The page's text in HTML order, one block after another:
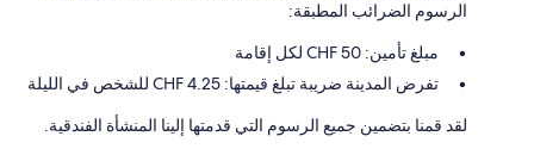
الرسوم الضرائب المطبقة:
مبلغ تأمين: 50 CHF لكل إقامة
تفرض المدينة ضريبة تبلغ قيمتها: 4.25 CHF للشخص في الليلة
لقد قمنا بتضمين جميع الرسوم التي قدمتها إلينا المنشأة الفندقية.